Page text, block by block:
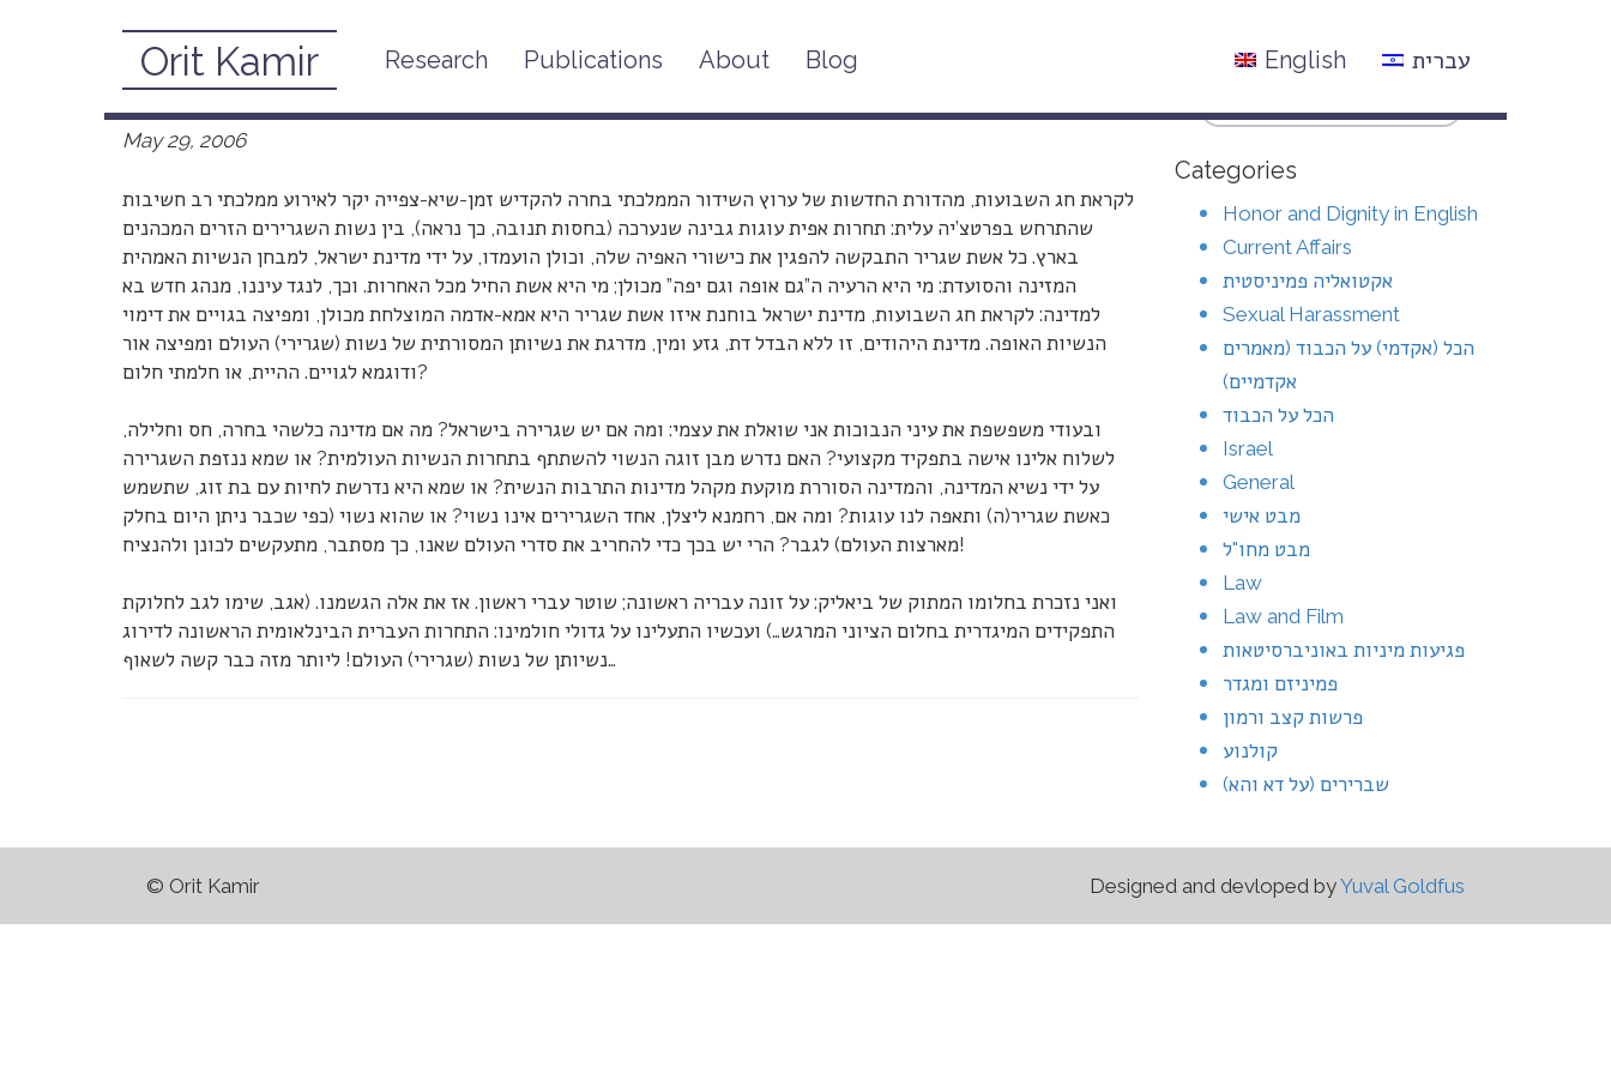
Orit Kamir Research Publications About Blog עברית English
שבועות, גבינה ומבחן הנשיות הגלובלית של מדינת היהודים
May 29, 2006
לקראת חג השבועות, מהדורת החדשות של ערוץ השידור הממלכתי בחרה להקדיש זמן-שיא-צפייה יקר לאירוע ממלכתי רב חשיבות
שהתרחש בפרטצ’יה עלית: תחרות אפית עוגות גבינה שנערכה (בחסות תנובה, כך נראה), בין נשות השגרירים הזרים המכהנים
בארץ. כל אשת שגריר התבקשה להפגין את כישורי האפיה שלה, וכולן הועמדו, על ידי מדינת ישראל, למבחן הנשיות האמהית
המזינה והסועדת: מי היא הרעיה ה”גם אופה וגם יפה” מכולן; מי היא אשת החיל מכל האחרות. וכך, לנגד עיננו, מנהג חדש בא
למדינה: לקראת חג השבועות, מדינת ישראל בוחנת איזו אשת שגריר היא אמא-אדמה המוצלחת מכולן, ומפיצה בגויים את דימוי
הנשיות האופה. מדינת היהודים, זו ללא הבדל דת, גזע ומין, מדרגת את נשיותן המסורתית של נשות (שגרירי) העולם ומפיצה אור
ודוגמא לגויים. ההיית, או חלמתי חלום?
ובעודי משפשפת את עיני הנבוכות אני שואלת את עצמי: ומה אם יש שגרירה בישראל? מה אם מדינה כלשהי בחרה, חס וחלילה,
לשלוח אלינו אישה בתפקיד מקצועי? האם נדרש מבן זוגה הנשוי להשתתף בתחרות הנשיות העולמית? או שמא ננזפת השגרירה
על ידי נשיא המדינה, והמדינה הסוררת מוקעת מקהל מדינות התרבות הנשית? או שמא היא נדרשת לחיות עם בת זוג, שתשמש
כאשת שגריר(ה) ותאפה לנו עוגות? ומה אם, רחמנא ליצלן, אחד השגרירים אינו נשוי? או שהוא נשוי (כפי שכבר ניתן היום בחלק
מארצות העולם) לגבר? הרי יש בכך כדי להחריב את סדרי העולם שאנו, כך מסתבר, מתעקשים לכונן ולהנציח!
ואני נזכרת בחלומו המתוק של ביאליק: על זונה עבריה ראשונה; שוטר עברי ראשון. אז את אלה הגשמנו. (אגב, שימו לגב לחלוקת
התפקידים המיגדרית בחלום הציוני המרגש…) ועכשיו התעלינו על גדולי חולמינו: התחרות העברית הבינלאומית הראשונה לדירוג
נשיותן של נשות (שגרירי) העולם! ליותר מזה כבר קשה לשאוף…
Categories
Honor and Dignity in English
Current Affairs
אקטואליה פמיניסטית
Sexual Harassment
הכל (אקדמי) על הכבוד (מאמרים
אקדמיים)
הכל על הכבוד
Israel
General
מבט אישי
מבט מחו"ל
Law
Law and Film
פגיעות מיניות באוניברסיטאות
פמיניזם ומגדר
פרשות קצב ורמון
קולנוע
שברירים (על דא והא)
© Orit Kamir Designed and devloped byYuval Goldfus